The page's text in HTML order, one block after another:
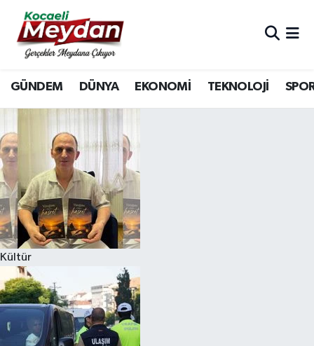
GÜNDEM DÜNYA EKONOMİ TEKNOLOJİ
Kültür
Nöbetçi Eczaneler
Hava Durumu
Süper Lig Puan Durumu ve Fikstür
Tüm Manşetler
Son Dakika Haberleri